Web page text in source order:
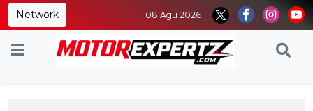
Network 08 Agu 2026